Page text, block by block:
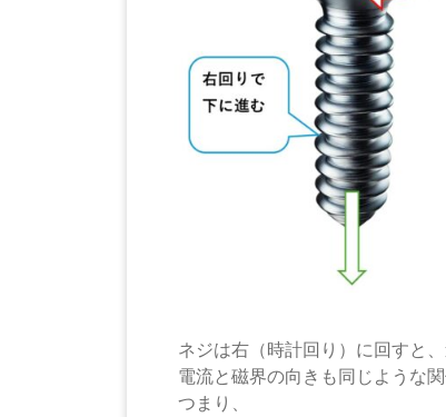
ネジは右（時計回り）に回すと、
電流と磁界の向きも同じような関
つまり、